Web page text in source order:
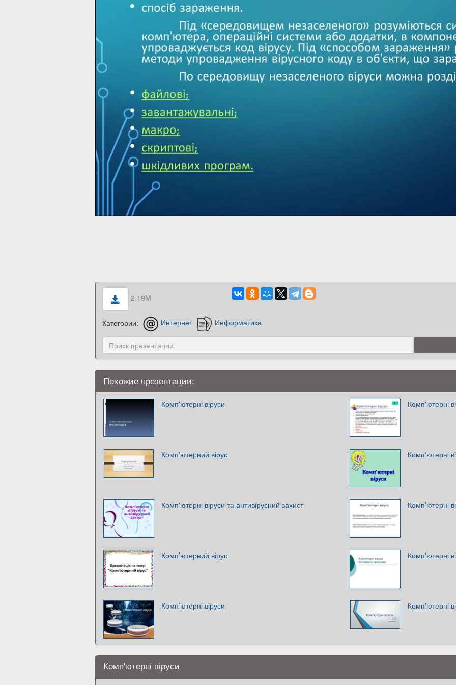
2.19M
Категории: Интернет Информатика
Похожие презентации:
Комп'ютерні віруси Комп'ютерні
Комп'ютерний вірус Комп'ютерні
Комп'ютерні віруси та антивірусний захист Комп’ютерні
Комп’ютерний вірус Комп'ютерні
Комп’ютерні віруси Комп'ютерні
Комп'ютерні віруси